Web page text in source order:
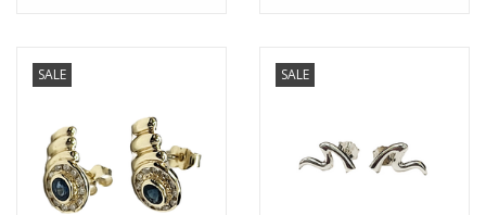
SALE SALE